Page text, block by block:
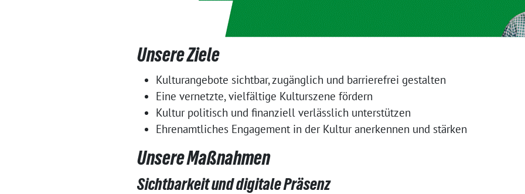
Unsere Ziele
Kulturangebote sichtbar, zugänglich und barrierefrei gestalten
Eine vernetzte, vielfältige Kulturszene fördern
Kultur politisch und finanziell verlässlich unterstützen
Ehrenamtliches Engagement in der Kultur anerkennen und stärken
Unsere Maßnahmen
Sichtbarkeit und digitale Präsenz